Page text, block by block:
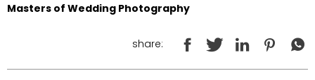
Masters of Wedding Photography
share: